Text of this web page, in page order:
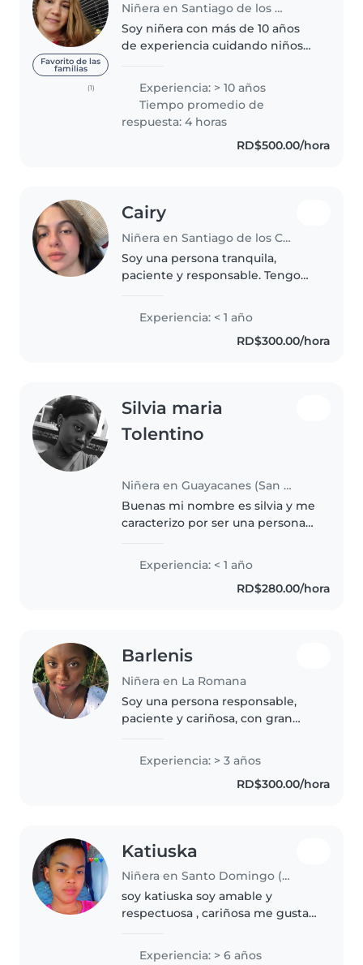
Favorito de las
familias
(1)
Niñera en Santiago de los Caballeros
Soy niñera con más de 10 años
de experiencia cuidando niños
bebés, niños pequeños,
preescolares y escolares. Tengo
experiencia trabajando con
niños..
Experiencia: > 10 años
Tiempo promedio de
respuesta: 4 horas
RD$500.00/hora
Cairy
Niñera en Santiago de los Caballeros
Soy una persona tranquila,
paciente y responsable. Tengo
niños en el área de Kids Club de
un hotel llamado Dream's Royal
Beach , donde aprendí a
Experiencia: < 1 año
RD$300.00/hora
Silvia maria
Tolentino
Niñera en Guayacanes (San Pedro de Macorís)
Buenas mi nombre es silvia y me
caracterizo por ser una persona
responsable, me adapto
bastante rapido y siempre estoy
dispuesta a ayudar en lo
Experiencia: < 1 año
RD$280.00/hora
Barlenis
Niñera en La Romana
Soy una persona responsable,
paciente y cariñosa, con gran
educación en el nivel inicial, lo
que me permite comprender
Experiencia: > 3 años
RD$300.00/hora
Katiuska
Niñera en Santo Domingo (Distrito de Santo Domingo)
soy katiuska soy amable y
respectuosa , cariñosa me gustan
apacionada con mi trabajo
Experiencia: > 6 años